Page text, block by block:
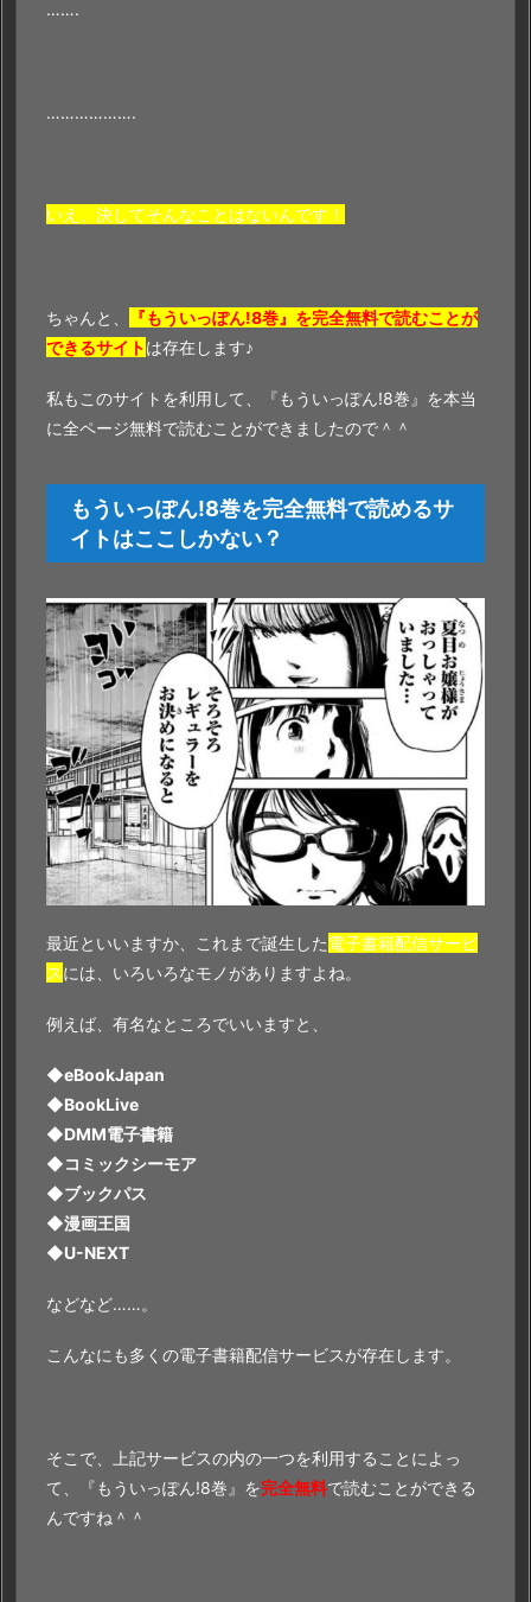
…….
……………….
いえ、決してそんなことはないんです！
ちゃんと、
『もういっぽん!8巻』を完全無料で読むことが
できるサイトは存在します♪
私もこのサイトを利用して、『もういっぽん!8巻』を本当
に全ページ無料で読むことができましたので＾＾
もういっぽん!8巻を完全無料で読めるサ
イトはここしかない？
最近といいますか、これまで誕生した電子書籍配信サービ
スには、いろいろなモノがありますよね。
例えば、有名なところでいいますと、
◆eBookJapan
◆BookLive
◆DMM電子書籍
◆コミックシーモア
◆ブックパス
◆漫画王国
◆U-NEXT
などなど……。
こんなにも多くの電子書籍配信サービスが存在します。
そこで、上記サービスの内の一つを利用することによっ
て、『もういっぽん!8巻』を完全無料で読むことができる
んですね＾＾